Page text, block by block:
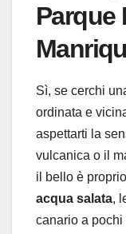
Parque
Sì, se cerchi
ordinata e
aspettarti la
vulcanica o il
il bello è
acqua salata,
canario a